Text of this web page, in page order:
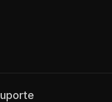
Suporte